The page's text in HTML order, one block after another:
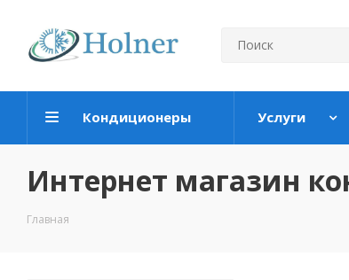
Кондиционеры Услуги
Интернет магазин
Главная